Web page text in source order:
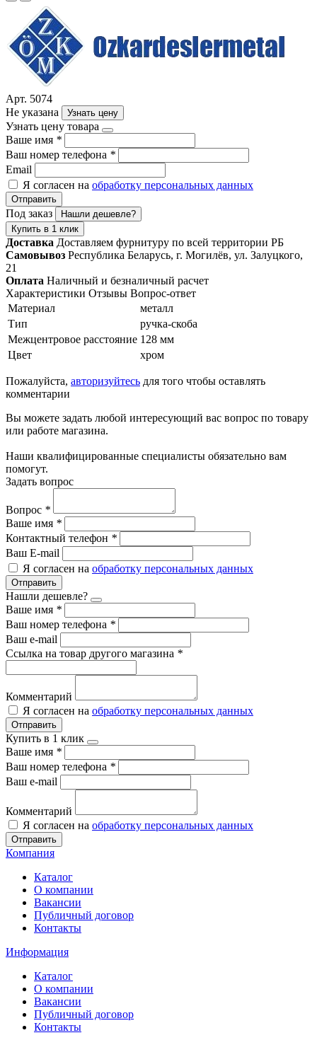
Арт. 5074
Не указана
Узнать цену
Узнать цену товара
Ваше имя *
Ваш номер телефона *
Email
Я согласен на обработку персональных данных
Отправить
Под заказ
Нашли дешевле?
Купить в 1 клик
Доставка Доставляем фурнитуру по всей территории РБ
Самовывоз Республика Беларусь, г. Могилёв, ул. Залуцкого,
21
Оплата Наличный и безналичный расчет
Характеристики Отзывы Вопрос-ответ
Материал
металл
Тип
ручка-скоба
Межцентровое расстояние 128 мм
Цвет
хром
Пожалуйста, авторизуйтесь для того чтобы оставлять
комментарии
Вы можете задать любой интересующий вас вопрос по товару
или работе магазина.
Наши квалифицированные специалисты обязательно вам
помогут.
Задать вопрос
Вопрос *
Ваше имя *
Контактный телефон *
Ваш E-mail
Я согласен на обработку персональных данных
Отправить
Нашли дешевле?
Ваше имя *
Ваш номер телефона *
Ваш e-mail
Ссылка на товар другого магазина *
Комментарий
Я согласен на обработку персональных данных
Отправить
Купить в 1 клик
Ваше имя *
Ваш номер телефона *
Ваш e-mail
Комментарий
Я согласен на обработку персональных данных
Отправить
Компания
Каталог
О компании
Вакансии
Публичный договор
Контакты
Информация
Каталог
О компании
Вакансии
Публичный договор
Контакты